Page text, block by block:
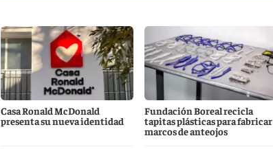
Casa Ronald McDonald
presenta su nueva identidad
Fundación Boreal recicla
tapitas plásticas para fabricar
marcos de anteojos